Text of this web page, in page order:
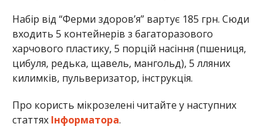
Набір від “Ферми здоров’я” вартує 185 грн. Сюди
входить 5 контейнерів з багаторазового
харчового пластику, 5 порцій насіння (пшениця,
цибуля, редька, щавель, мангольд), 5 лляних
килимків, пульверизатор, інструкція.
Про користь мікрозелені читайте у наступних
статтях Інформатора.